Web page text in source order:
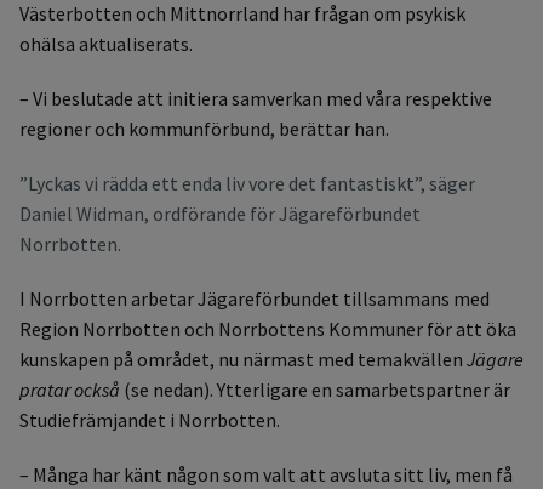
Västerbotten och Mittnorrland har frågan om psykisk
ohälsa aktualiserats.
– Vi beslutade att initiera samverkan med våra respektive
regioner och kommunförbund, berättar han.
”Lyckas vi rädda ett enda liv vore det fantastiskt”, säger
Daniel Widman, ordförande för Jägareförbundet
Norrbotten.
I Norrbotten arbetar Jägareförbundet tillsammans med
Region Norrbotten och Norrbottens Kommuner för att öka
kunskapen på området, nu närmast med temakvällen Jägare
pratar också (se nedan). Ytterligare en samarbetspartner är
Studiefrämjandet i Norrbotten.
– Många har känt någon som valt att avsluta sitt liv, men få